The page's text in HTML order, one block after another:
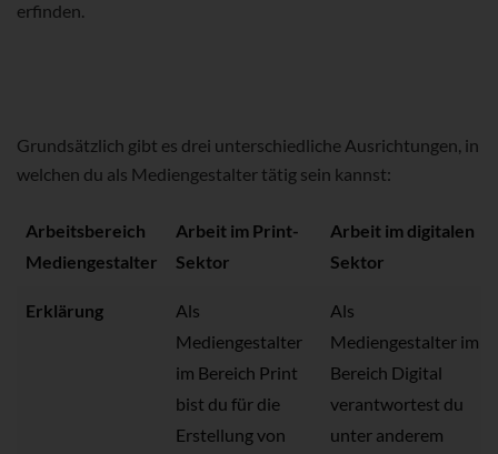
erfinden.
Grundsätzlich gibt es drei unterschiedliche Ausrichtungen, in
welchen du als Mediengestalter tätig sein kannst:
Arbeitsbereich
Mediengestalter
Arbeit im Print-
Sektor
Arbeit im digitalen
Sektor
Erklärung
Als
Mediengestalter
im Bereich Print
bist du für die
Erstellung von
Als
Mediengestalter im
Bereich Digital
verantwortest du
unter anderem